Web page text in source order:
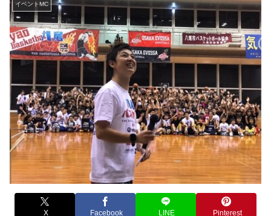
イベントMC
X Facebook LINE Pinterest